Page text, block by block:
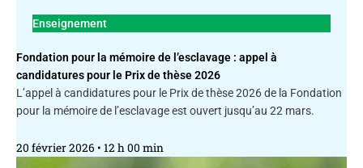
Enseignement
Fondation pour la mémoire de l’esclavage : appel à
candidatures pour le Prix de thèse 2026
L’appel à candidatures pour le Prix de thèse 2026 de la Fondation
pour la mémoire de l’esclavage est ouvert jusqu’au 22 mars.
20 février 2026 12 h 00 min